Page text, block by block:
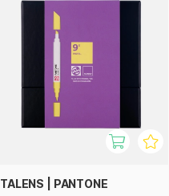
TALENS | PANTONE